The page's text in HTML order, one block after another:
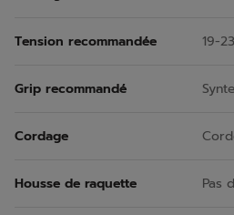
Tension recommandée 19-
Grip recommandé
Cordage
Housse de raquette Pas